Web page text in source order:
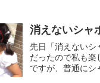
消えないシャ
先日「消えないシャ
だったので私も楽しみです。 最初は、普通のシャボン玉